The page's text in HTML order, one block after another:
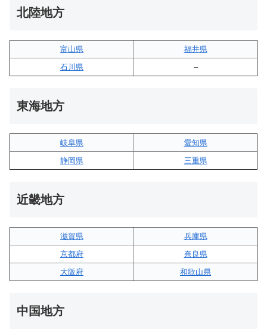
北陸地方
富山県
福井県
石川県
–
東海地方
岐阜県
愛知県
静岡県
三重県
近畿地方
滋賀県
兵庫県
京都府
奈良県
大阪府
和歌山県
中国地方